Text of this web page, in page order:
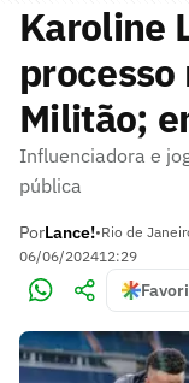
Karoline
processo
Militão;
Influenciadora e
pública
PorLance!•Rio de
06/06/202412:29